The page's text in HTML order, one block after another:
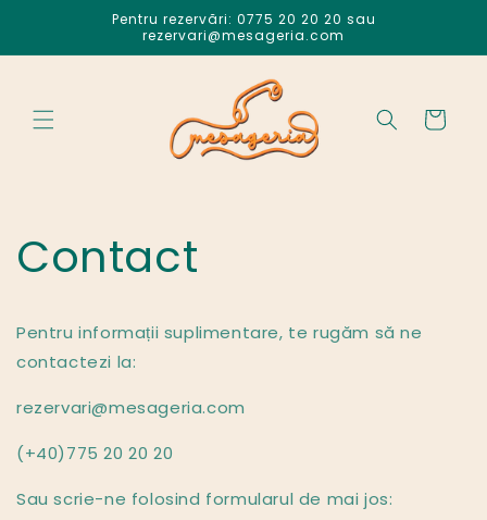
Pentru rezervări: 0775 20 20 20 sau
rezervari@mesageria.com
Coș
Contact
Pentru informații suplimentare, te rugăm să ne
contactezi la:
rezervari@mesageria.com
(+40)775 20 20 20
Sau scrie-ne folosind formularul de mai jos: